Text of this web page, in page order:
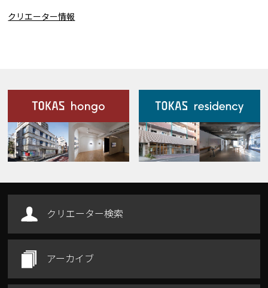
クリエーター情報
施設案内
Our Facilities
クリエーター検索
アーカイブ